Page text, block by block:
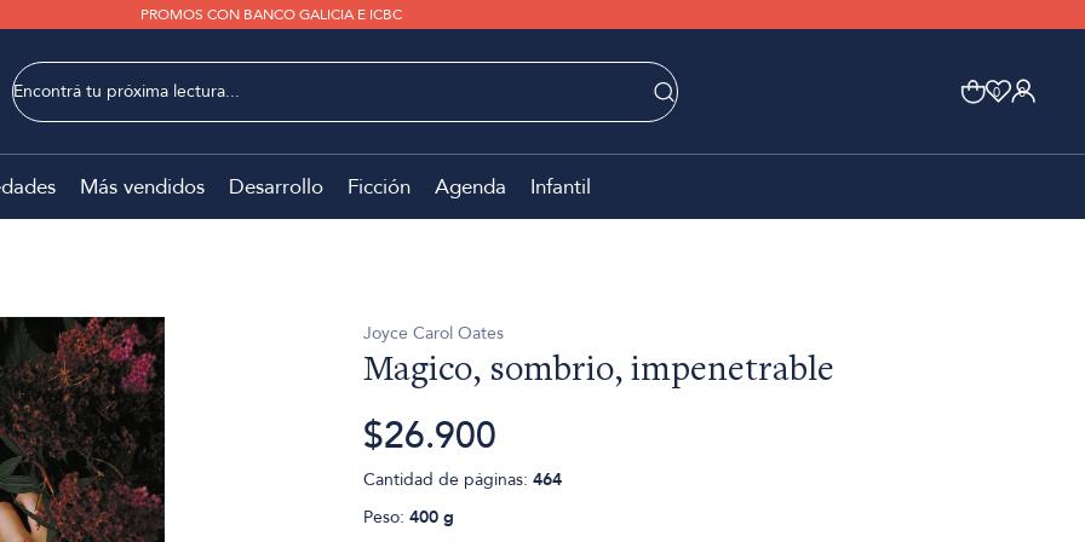
PROMOS CON BANCO GALICIA E ICBC
0 0
Más vendidos Desarrollo Ficción Agenda Infantil
Joyce Carol Oates
Magico, sombrio, impenetrable
$26.900
Cantidad de páginas: 464
Peso: 400 g